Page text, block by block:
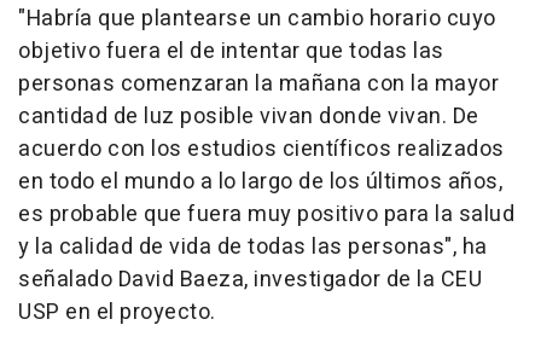
"Habría que plantearse un cambio horario cuyo
objetivo fuera el de intentar que todas las
personas comenzaran la mañana con la mayor
cantidad de luz posible vivan donde vivan. De
acuerdo con los estudios científicos realizados
en todo el mundo a lo largo de los últimos años,
es probable que fuera muy positivo para la salud
y la calidad de vida de todas las personas", ha
señalado David Baeza, investigador de la CEU
USP en el proyecto.